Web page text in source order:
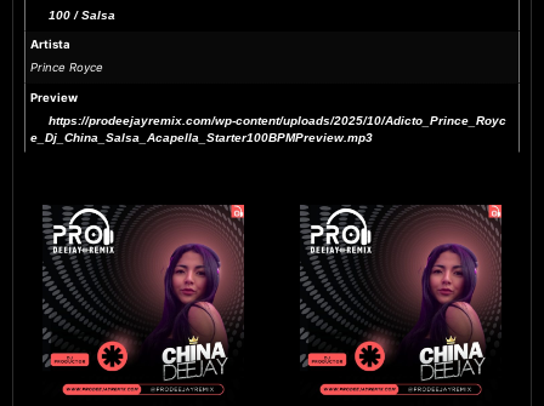
100 / Salsa
Artista
Prince Royce
Preview
https://prodeejayremix.com/wp-content/uploads/2025/10/Adicto_Prince_Royc
e_Dj_China_Salsa_Acapella_Starter100BPMPreview.mp3